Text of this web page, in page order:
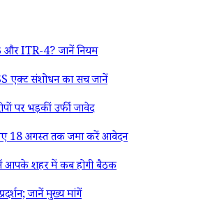
ITR-4? जानें नियम
एक्ट संशोधन का सच जानें
पर भड़कीं उर्फी जावेद
18 अगस्त तक जमा करें आवेदन
आपके शहर में कब होगी बैठक
जानें मुख्य मांगें